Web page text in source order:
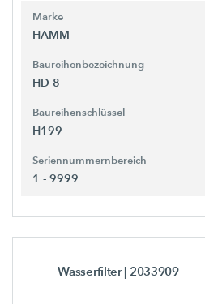
Marke
HAMM
Baureihenbezeichnung
HD 8
Baureihenschlüssel
H199
Seriennummernbereich
1 - 9999
Wasserfilter| 2033909